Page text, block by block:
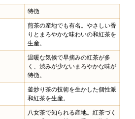
特徴
煎茶の産地でも有名。やさしい香
りとまろやかな味わいの和紅茶を
生産。
温暖な気候で早摘みの紅茶が多
く、渋みが少ないまろやかな味が
特徴。
釜炒り茶の技術を生かした個性派
和紅茶を生産。
八女茶で知られる産地。紅茶づく